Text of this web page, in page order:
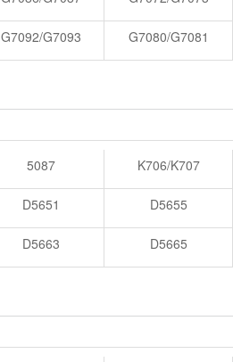
G7092/G7093 G7080/G7081
5087 K706/K707
D5651 D5655
D5663 D5665